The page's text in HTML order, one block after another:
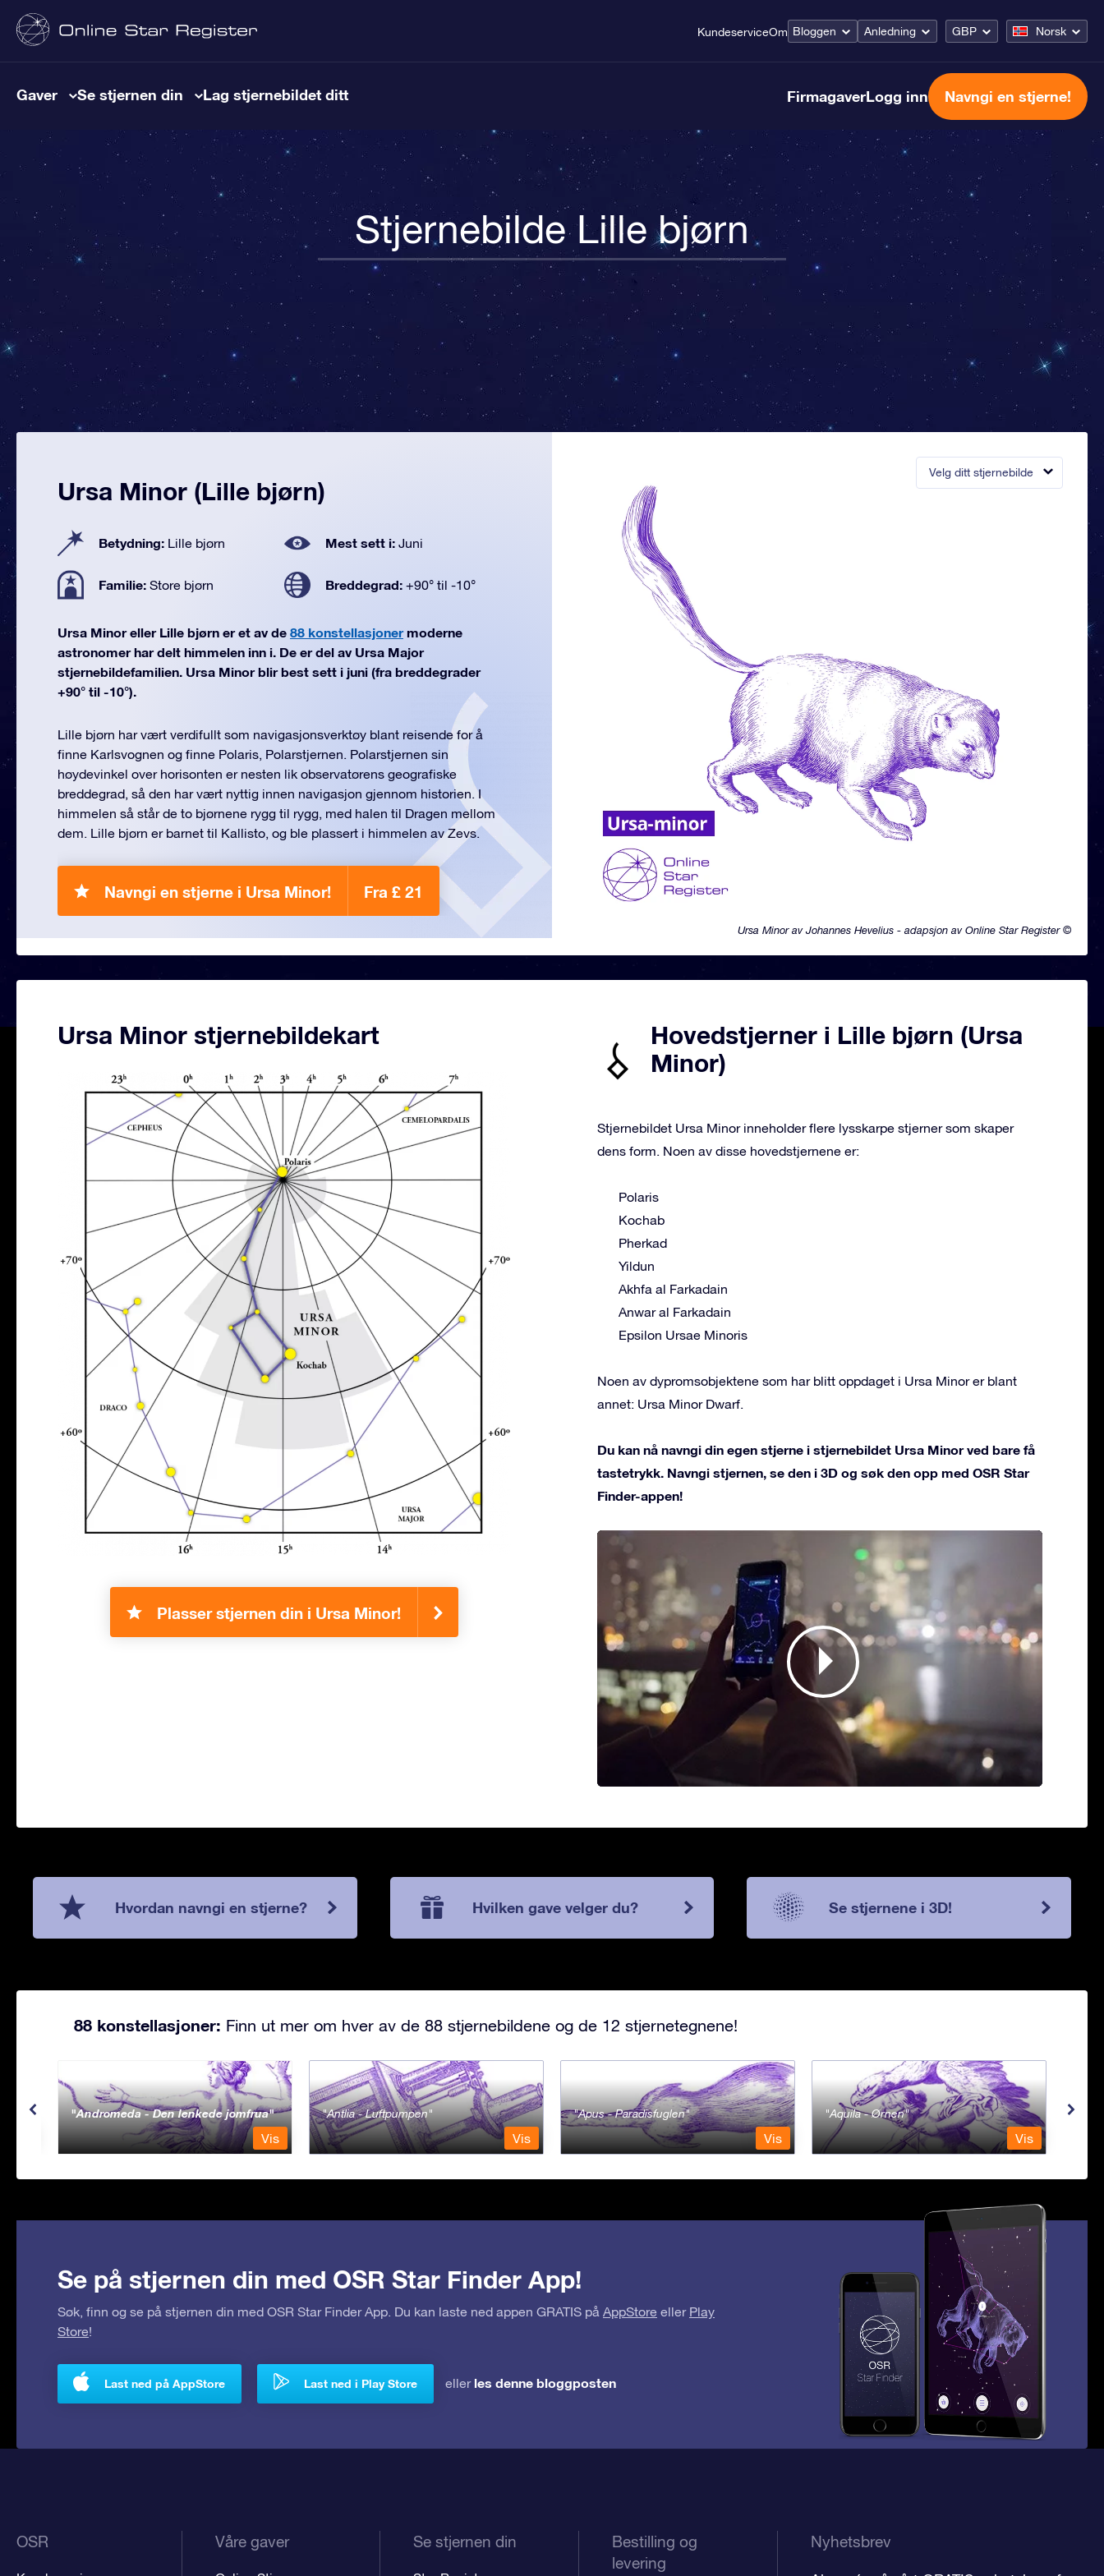
KundeserviceOm Bloggen Anledning GBP Norsk
Gaver Se stjernen din Lag stjernebildet ditt FirmagaverLogg inn Navngi en stjerne!
Stjernebilde Lille bjørn
Velg ditt stjernebilde
Ursa Minor av Johannes Hevelius - adapsjon av Online Star Register ©
Ursa Minor (Lille bjørn)
Betydning: Lille bjørn Mest sett i: Juni
Familie: Store bjørn Breddegrad: +90° til -10°
Ursa Minor eller Lille bjørn er et av de 88 konstellasjonermoderne
astronomer har delt himmelen inn i. De er del av Ursa Major
stjernebildefamilien. Ursa Minor blir best sett i juni (fra breddegrader
+90° til -10°).
Lille bjørn har vært verdifullt som navigasjonsverktøy blant reisende for å
finne Karlsvognen og finne Polaris, Polarstjernen. Polarstjernen sin
høydevinkel over horisonten er nesten lik observatørens geografiske
breddegrad, så den har vært nyttig innen navigasjon gjennom historien. I
himmelen så står de to bjørnene rygg til rygg, med halen til Dragen mellom
dem. Lille bjørn er barnet til Kallisto, og ble plassert i himmelen av Zevs.
Navngi en stjerne i Ursa Minor! Fra £ 21
Ursa Minor stjernebildekart
Plasser stjernen din i Ursa Minor!
Hovedstjerner i Lille bjørn (Ursa
Minor)
Stjernebildet Ursa Minor inneholder flere lysskarpe stjerner som skaper
dens form. Noen av disse hovedstjernene er:
Polaris
Kochab
Pherkad
Yildun
Akhfa al Farkadain
Anwar al Farkadain
Epsilon Ursae Minoris
Noen av dypromsobjektene som har blitt oppdaget i Ursa Minor er blant
annet: Ursa Minor Dwarf.
Du kan nå navngi din egen stjerne i stjernebildet Ursa Minor ved bare få
tastetrykk. Navngi stjernen, se den i 3D og søk den opp med OSR Star
Finder-appen!
Hvordan navngi en stjerne? Hvilken gave velger du? Se stjernene i 3D!
88 konstellasjoner: Finn ut mer om hver av de 88 stjernebildene og de 12 stjernetegnene!
Andromeda - Den lenkede jomfrua
Vis
Antlia - Luftpumpen
Vis
Apus - Paradisfuglen
Vis
Aquila - Ørnen
Vis
Se på stjernen din med OSR Star Finder App!
Søk, finn og se på stjernen din med OSR Star Finder App. Du kan laste ned appen GRATIS på AppStore eller Play
Store!
Last ned på AppStore Last ned i Play Store eller les denne bloggposten
OSR Våre gaver Se stjernen din
Bestilling og
levering
Nyhetsbrev